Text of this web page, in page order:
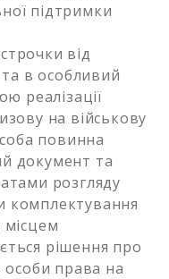
підтримки
від
та в особливий
реалізації
на військову
повинна
документ та
розгляду
комплектування
місцем
рішення про
особи права на